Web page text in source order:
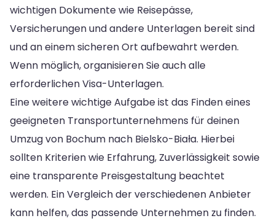
wichtigen Dokumente wie Reisepässe,
Versicherungen und andere Unterlagen bereit sind
und an einem sicheren Ort aufbewahrt werden.
Wenn möglich, organisieren Sie auch alle
erforderlichen Visa-Unterlagen.
Eine weitere wichtige Aufgabe ist das Finden eines
geeigneten Transportunternehmens für deinen
Umzug von Bochum nach Bielsko-Biała. Hierbei
sollten Kriterien wie Erfahrung, Zuverlässigkeit sowie
eine transparente Preisgestaltung beachtet
werden. Ein Vergleich der verschiedenen Anbieter
kann helfen, das passende Unternehmen zu finden.